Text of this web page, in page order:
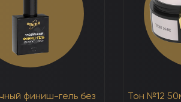
финиш-гель без
Тон №12